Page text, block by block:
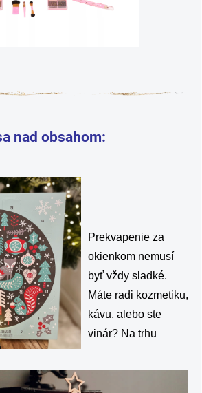
nad obsahom:
Prekvapenie za
okienkom nemusí
byť vždy sladké.
Máte radi kozmetiku,
kávu, alebo ste
vinár? Na trhu